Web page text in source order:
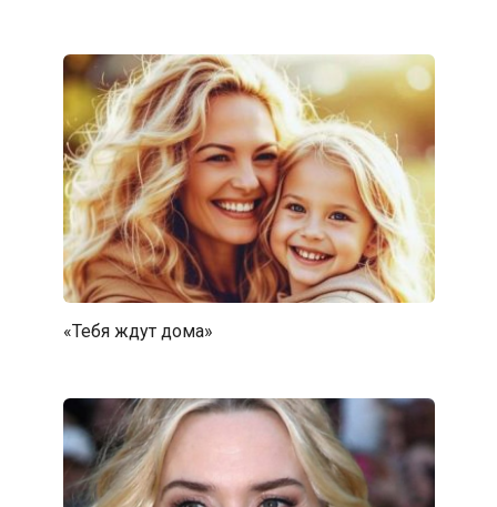
«Тебя ждут дома»